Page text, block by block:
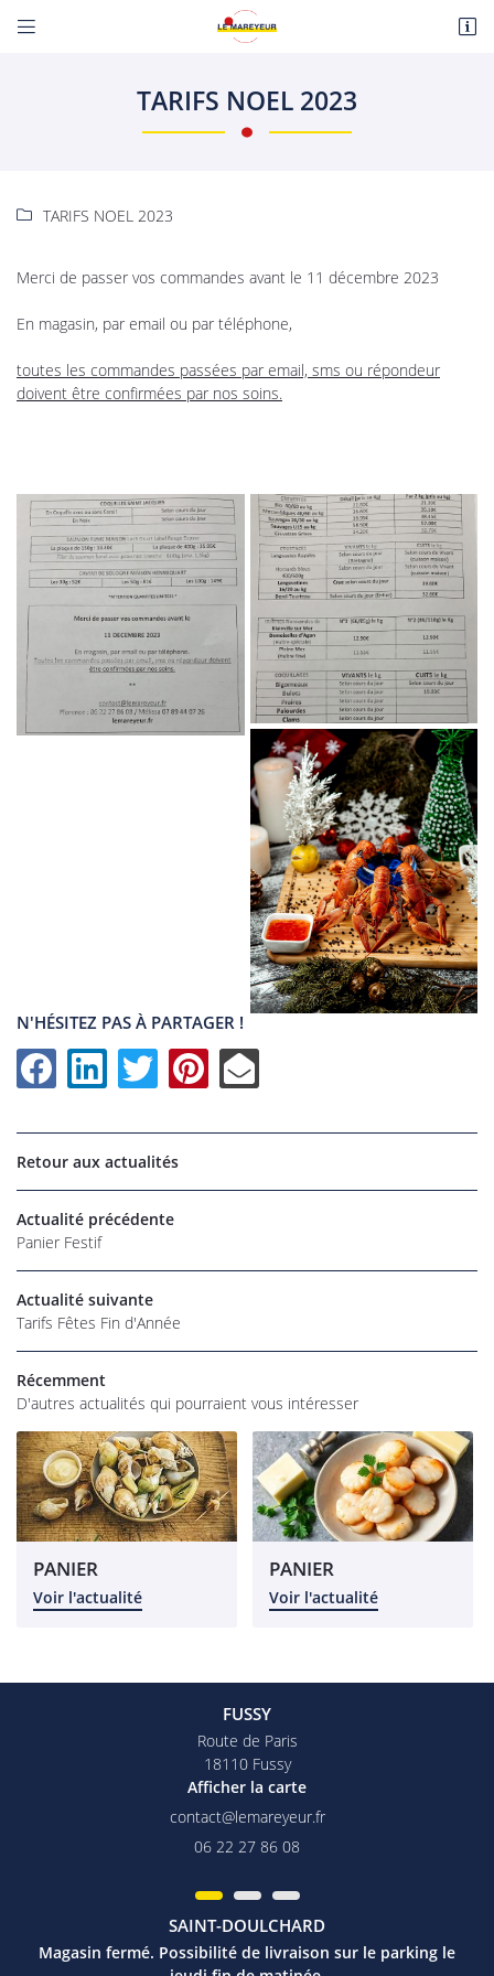

Accueil
magasins
Épicerie
et tarifs
Avis

REJOIGNEZ-
06 22 27 86 08
Adresse email de réception
En cochant cette case, vous consentez à recevoir nos propositions commerciales à
l'adresse email indiqué ci-dessus. Vous pouvez vous désinscrire à tout moment en
TARIFS NOEL 2023
 TARIFS NOEL 2023
Merci de passer vos commandes avant le 11 décembre 2023
En magasin, par email ou par téléphone,
toutes les commandes passées par email, sms ou répondeur
doivent être confirmées par nos soins.
N'HÉSITEZ PAS À PARTAGER !
Retour aux actualités
Actualité précédente
Panier Festif
Actualité suivante
Tarifs Fêtes Fin d'Année
Récemment
D'autres actualités qui pourraient vous intéresser
PANIER
Voir l'actualité
PANIER
Voir l'actualité
FUSSY
Route de Paris
18110 Fussy
Afficher la carte
06 22 27 86 08
SAINT-DOULCHARD
Magasin fermé. Possibilité de livraison sur le parking le